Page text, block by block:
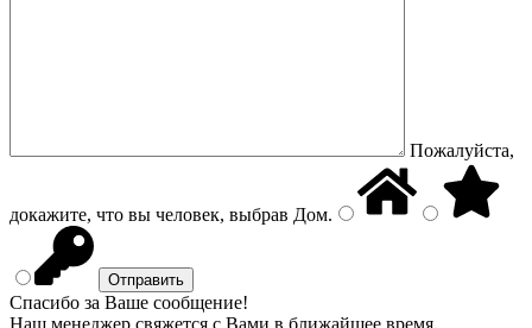
Пожалуйста,
докажите, что вы человек, выбрав Дом.
Спасибо за Ваше сообщение!
Наш менеджер свяжется с Вами в ближайшее время.